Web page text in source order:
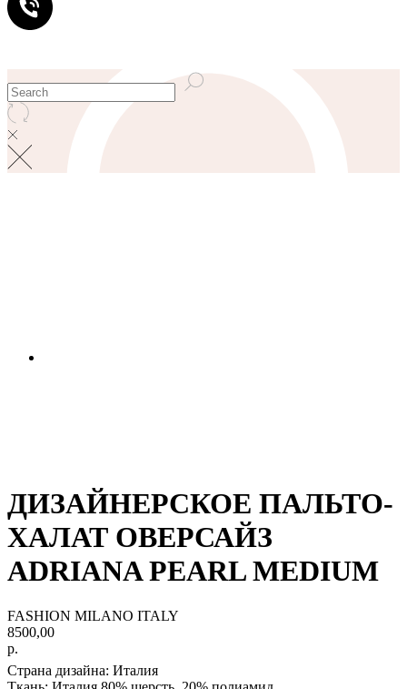
ДИЗАЙНЕРСКОЕ ПАЛЬТО-
ХАЛАТ ОВЕРСАЙЗ
ADRIANA PEARL MEDIUM
FASHION MILANO ITALY
8500,00
р.
Страна дизайна: Италия